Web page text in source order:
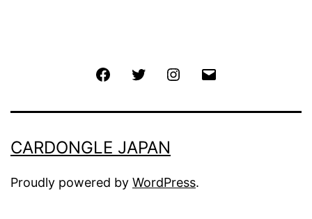
FacebookTwitter Instagram
CARDONGLE JAPAN
Proudly powered by WordPress.